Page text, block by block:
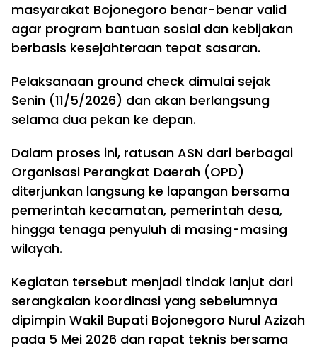
masyarakat Bojonegoro benar-benar valid
agar program bantuan sosial dan kebijakan
berbasis kesejahteraan tepat sasaran.
Pelaksanaan ground check dimulai sejak
Senin (11/5/2026) dan akan berlangsung
selama dua pekan ke depan.
Dalam proses ini, ratusan ASN dari berbagai
Organisasi Perangkat Daerah (OPD)
diterjunkan langsung ke lapangan bersama
pemerintah kecamatan, pemerintah desa,
hingga tenaga penyuluh di masing-masing
wilayah.
Kegiatan tersebut menjadi tindak lanjut dari
serangkaian koordinasi yang sebelumnya
dipimpin Wakil Bupati Bojonegoro Nurul Azizah
pada 5 Mei 2026 dan rapat teknis bersama